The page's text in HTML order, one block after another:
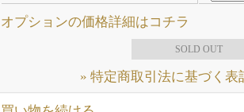
オプションの価格詳細はコチラ
SOLD OUT
» 特定商取引法に基づく表